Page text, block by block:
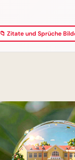
📁 Zitate und Sprüche